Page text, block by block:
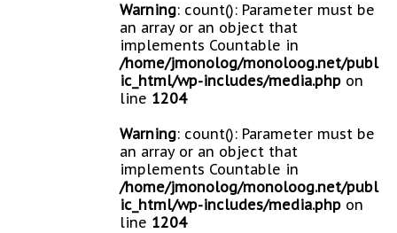
Warning: count(): Parameter must be
an array or an object that
implements Countable in
/home/jmonolog/monoloog.net/publ
ic_html/wp-includes/media.php on
line 1204
Warning: count(): Parameter must be
an array or an object that
implements Countable in
/home/jmonolog/monoloog.net/publ
ic_html/wp-includes/media.php on
line 1204